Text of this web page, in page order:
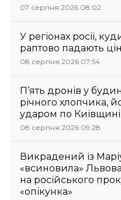
07 серпня 2026 08:02
У регіонах росії,
раптово падають
08 серпня 2026 07:54
П’ять дронів у
річного хлопчика,
ударом по Київщині
08 серпня 2026 09:28
Викрадений із
«всиновила»
на російського
«опікунка»